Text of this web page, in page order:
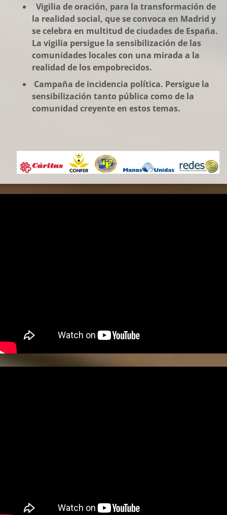
Vigilia de oración, para la transformación de
la realidad social, que se convoca en Madrid y
se celebra en multitud de ciudades de España.
La vigilia persigue la sensibilización de las
comunidades locales con una mirada a la
realidad de los empobrecidos.
Campaña de incidencia política. Persigue la
sensibilización tanto pública como de la
comunidad creyente en estos temas.